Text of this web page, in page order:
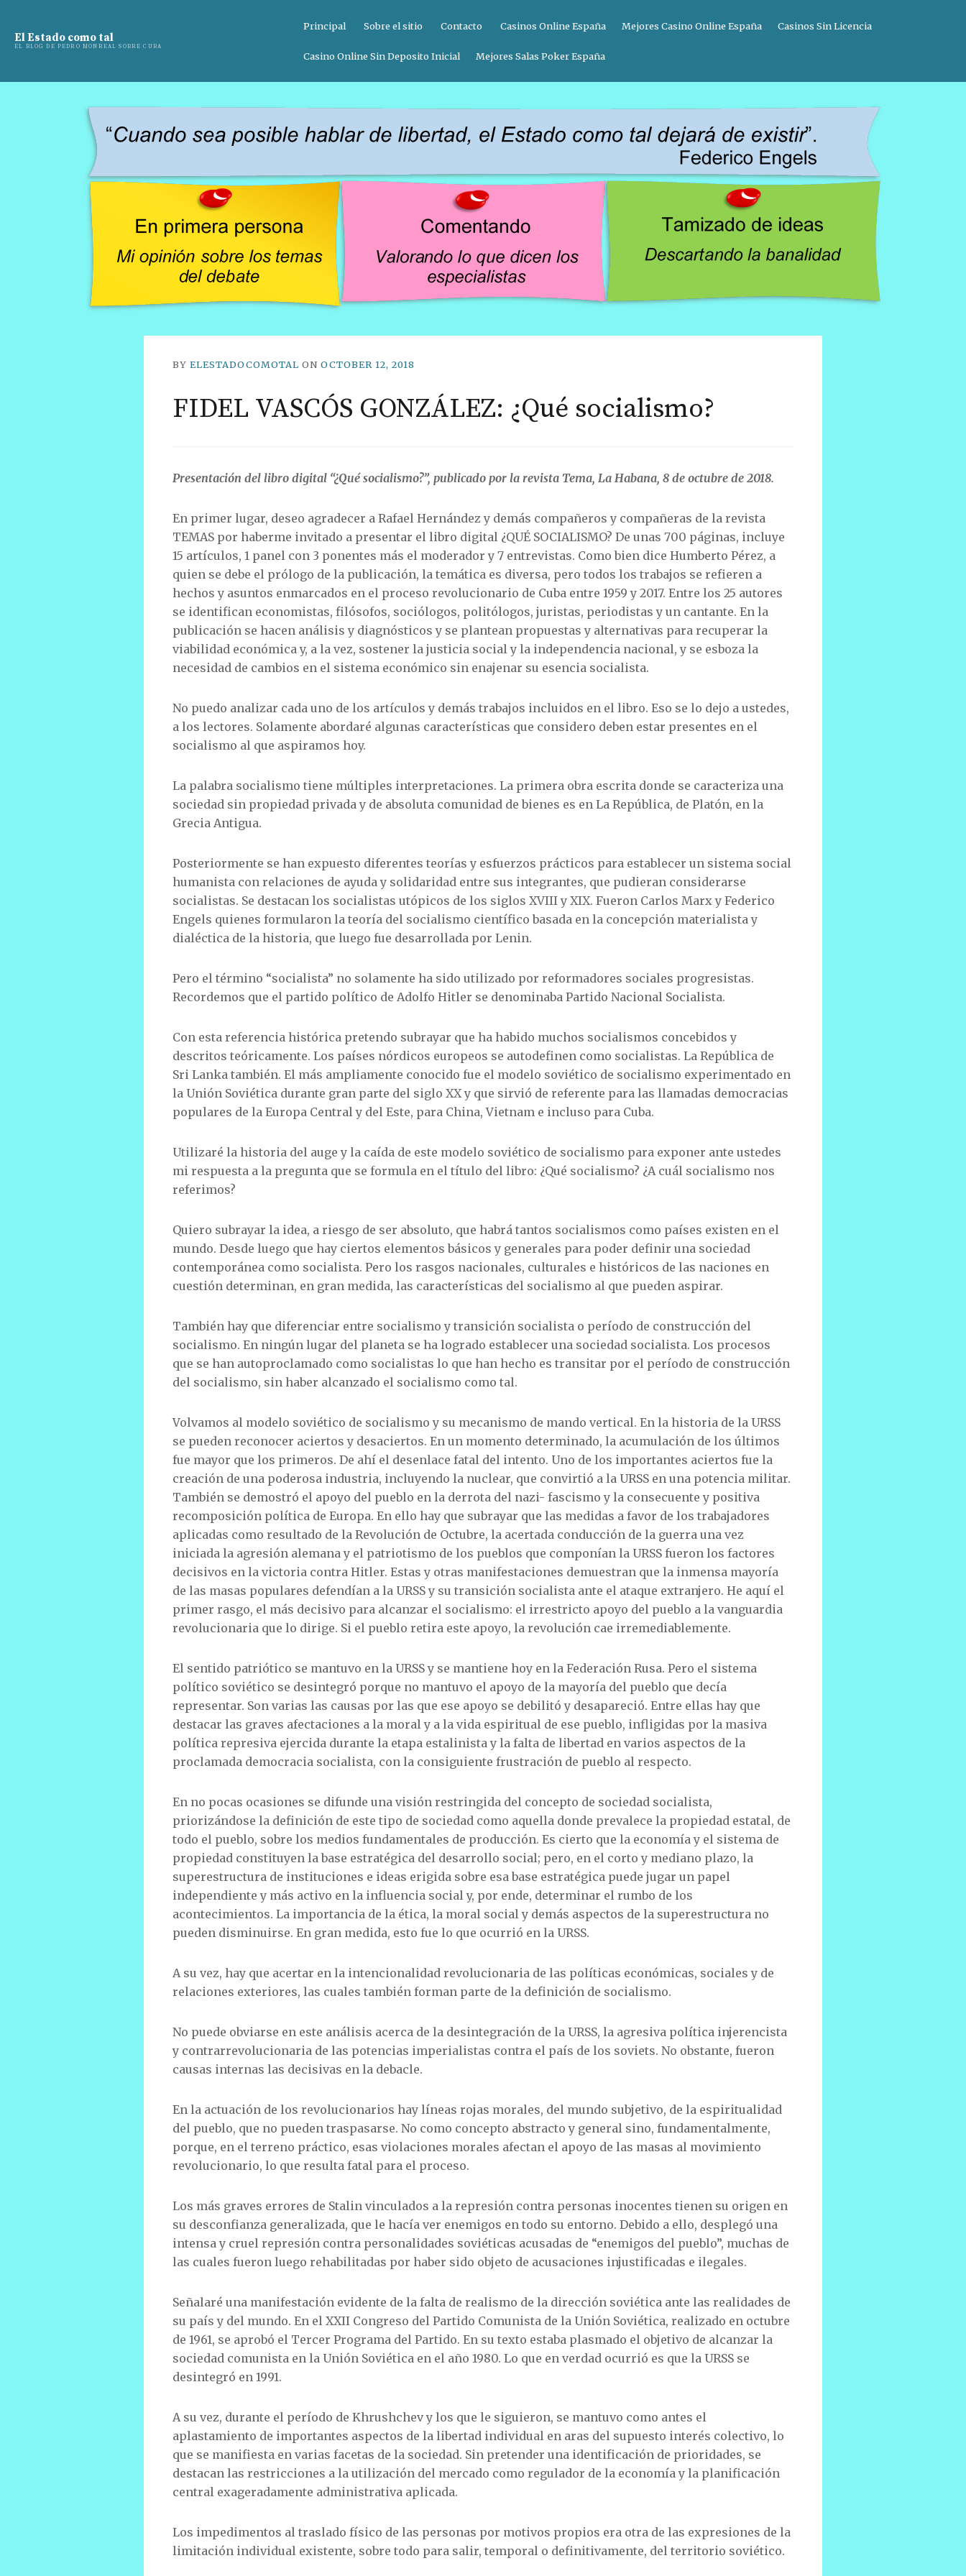
El Estado como tal
EL BLOG DE PEDRO MONREAL SOBRE CUBA
Principal Sobre el sitio Contacto Casinos Online España Mejores Casino Online España Casinos Sin Licencia
Casino Online Sin Deposito Inicial Mejores Salas Poker España
BY ELESTADOCOMOTAL ON OCTOBER 12, 2018
FIDEL VASCÓS GONZÁLEZ: ¿Qué socialismo?
Presentación del libro digital “¿Qué socialismo?”, publicado por la revista Tema, La Habana, 8 de octubre de 2018.
En primer lugar, deseo agradecer a Rafael Hernández y demás compañeros y compañeras de la revista
TEMAS por haberme invitado a presentar el libro digital ¿QUÉ SOCIALISMO? De unas 700 páginas, incluye
15 artículos, 1 panel con 3 ponentes más el moderador y 7 entrevistas. Como bien dice Humberto Pérez, a
quien se debe el prólogo de la publicación, la temática es diversa, pero todos los trabajos se refieren a
hechos y asuntos enmarcados en el proceso revolucionario de Cuba entre 1959 y 2017. Entre los 25 autores
se identifican economistas, filósofos, sociólogos, politólogos, juristas, periodistas y un cantante. En la
publicación se hacen análisis y diagnósticos y se plantean propuestas y alternativas para recuperar la
viabilidad económica y, a la vez, sostener la justicia social y la independencia nacional, y se esboza la
necesidad de cambios en el sistema económico sin enajenar su esencia socialista.
No puedo analizar cada uno de los artículos y demás trabajos incluidos en el libro. Eso se lo dejo a ustedes,
a los lectores. Solamente abordaré algunas características que considero deben estar presentes en el
socialismo al que aspiramos hoy.
La palabra socialismo tiene múltiples interpretaciones. La primera obra escrita donde se caracteriza una
sociedad sin propiedad privada y de absoluta comunidad de bienes es en La República, de Platón, en la
Grecia Antigua.
Posteriormente se han expuesto diferentes teorías y esfuerzos prácticos para establecer un sistema social
humanista con relaciones de ayuda y solidaridad entre sus integrantes, que pudieran considerarse
socialistas. Se destacan los socialistas utópicos de los siglos XVIII y XIX. Fueron Carlos Marx y Federico
Engels quienes formularon la teoría del socialismo científico basada en la concepción materialista y
dialéctica de la historia, que luego fue desarrollada por Lenin.
Pero el término “socialista” no solamente ha sido utilizado por reformadores sociales progresistas.
Recordemos que el partido político de Adolfo Hitler se denominaba Partido Nacional Socialista.
Con esta referencia histórica pretendo subrayar que ha habido muchos socialismos concebidos y
descritos teóricamente. Los países nórdicos europeos se autodefinen como socialistas. La República de
Sri Lanka también. El más ampliamente conocido fue el modelo soviético de socialismo experimentado en
la Unión Soviética durante gran parte del siglo XX y que sirvió de referente para las llamadas democracias
populares de la Europa Central y del Este, para China, Vietnam e incluso para Cuba.
Utilizaré la historia del auge y la caída de este modelo soviético de socialismo para exponer ante ustedes
mi respuesta a la pregunta que se formula en el título del libro: ¿Qué socialismo? ¿A cuál socialismo nos
referimos?
Quiero subrayar la idea, a riesgo de ser absoluto, que habrá tantos socialismos como países existen en el
mundo. Desde luego que hay ciertos elementos básicos y generales para poder definir una sociedad
contemporánea como socialista. Pero los rasgos nacionales, culturales e históricos de las naciones en
cuestión determinan, en gran medida, las características del socialismo al que pueden aspirar.
También hay que diferenciar entre socialismo y transición socialista o período de construcción del
socialismo. En ningún lugar del planeta se ha logrado establecer una sociedad socialista. Los procesos
que se han autoproclamado como socialistas lo que han hecho es transitar por el período de construcción
del socialismo, sin haber alcanzado el socialismo como tal.
Volvamos al modelo soviético de socialismo y su mecanismo de mando vertical. En la historia de la URSS
se pueden reconocer aciertos y desaciertos. En un momento determinado, la acumulación de los últimos
fue mayor que los primeros. De ahí el desenlace fatal del intento. Uno de los importantes aciertos fue la
creación de una poderosa industria, incluyendo la nuclear, que convirtió a la URSS en una potencia militar.
También se demostró el apoyo del pueblo en la derrota del nazi- fascismo y la consecuente y positiva
recomposición política de Europa. En ello hay que subrayar que las medidas a favor de los trabajadores
aplicadas como resultado de la Revolución de Octubre, la acertada conducción de la guerra una vez
iniciada la agresión alemana y el patriotismo de los pueblos que componían la URSS fueron los factores
decisivos en la victoria contra Hitler. Estas y otras manifestaciones demuestran que la inmensa mayoría
de las masas populares defendían a la URSS y su transición socialista ante el ataque extranjero. He aquí el
primer rasgo, el más decisivo para alcanzar el socialismo: el irrestricto apoyo del pueblo a la vanguardia
revolucionaria que lo dirige. Si el pueblo retira este apoyo, la revolución cae irremediablemente.
El sentido patriótico se mantuvo en la URSS y se mantiene hoy en la Federación Rusa. Pero el sistema
político soviético se desintegró porque no mantuvo el apoyo de la mayoría del pueblo que decía
representar. Son varias las causas por las que ese apoyo se debilitó y desapareció. Entre ellas hay que
destacar las graves afectaciones a la moral y a la vida espiritual de ese pueblo, infligidas por la masiva
política represiva ejercida durante la etapa estalinista y la falta de libertad en varios aspectos de la
proclamada democracia socialista, con la consiguiente frustración de pueblo al respecto.
En no pocas ocasiones se difunde una visión restringida del concepto de sociedad socialista,
priorizándose la definición de este tipo de sociedad como aquella donde prevalece la propiedad estatal, de
todo el pueblo, sobre los medios fundamentales de producción. Es cierto que la economía y el sistema de
propiedad constituyen la base estratégica del desarrollo social; pero, en el corto y mediano plazo, la
superestructura de instituciones e ideas erigida sobre esa base estratégica puede jugar un papel
independiente y más activo en la influencia social y, por ende, determinar el rumbo de los
acontecimientos. La importancia de la ética, la moral social y demás aspectos de la superestructura no
pueden disminuirse. En gran medida, esto fue lo que ocurrió en la URSS.
A su vez, hay que acertar en la intencionalidad revolucionaria de las políticas económicas, sociales y de
relaciones exteriores, las cuales también forman parte de la definición de socialismo.
No puede obviarse en este análisis acerca de la desintegración de la URSS, la agresiva política injerencista
y contrarrevolucionaria de las potencias imperialistas contra el país de los soviets. No obstante, fueron
causas internas las decisivas en la debacle.
En la actuación de los revolucionarios hay líneas rojas morales, del mundo subjetivo, de la espiritualidad
del pueblo, que no pueden traspasarse. No como concepto abstracto y general sino, fundamentalmente,
porque, en el terreno práctico, esas violaciones morales afectan el apoyo de las masas al movimiento
revolucionario, lo que resulta fatal para el proceso.
Los más graves errores de Stalin vinculados a la represión contra personas inocentes tienen su origen en
su desconfianza generalizada, que le hacía ver enemigos en todo su entorno. Debido a ello, desplegó una
intensa y cruel represión contra personalidades soviéticas acusadas de “enemigos del pueblo”, muchas de
las cuales fueron luego rehabilitadas por haber sido objeto de acusaciones injustificadas e ilegales.
Señalaré una manifestación evidente de la falta de realismo de la dirección soviética ante las realidades de
su país y del mundo. En el XXII Congreso del Partido Comunista de la Unión Soviética, realizado en octubre
de 1961, se aprobó el Tercer Programa del Partido. En su texto estaba plasmado el objetivo de alcanzar la
sociedad comunista en la Unión Soviética en el año 1980. Lo que en verdad ocurrió es que la URSS se
desintegró en 1991.
A su vez, durante el período de Khrushchev y los que le siguieron, se mantuvo como antes el
aplastamiento de importantes aspectos de la libertad individual en aras del supuesto interés colectivo, lo
que se manifiesta en varias facetas de la sociedad. Sin pretender una identificación de prioridades, se
destacan las restricciones a la utili­zación del mercado como regulador de la econo­mía y la planificación
central exageradamente administrativa aplicada.
Los impedimentos al traslado físico de las perso­nas por motivos propios era otra de las expresiones de la
limitación individual existente, sobre todo para salir, temporal o definitivamente, del terri­torio soviético.